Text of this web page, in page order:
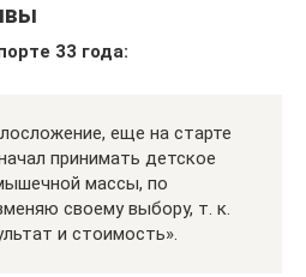
33 года:
еще на старте
принимать детское
массы, по
своему выбору, т. к.
и стоимость».